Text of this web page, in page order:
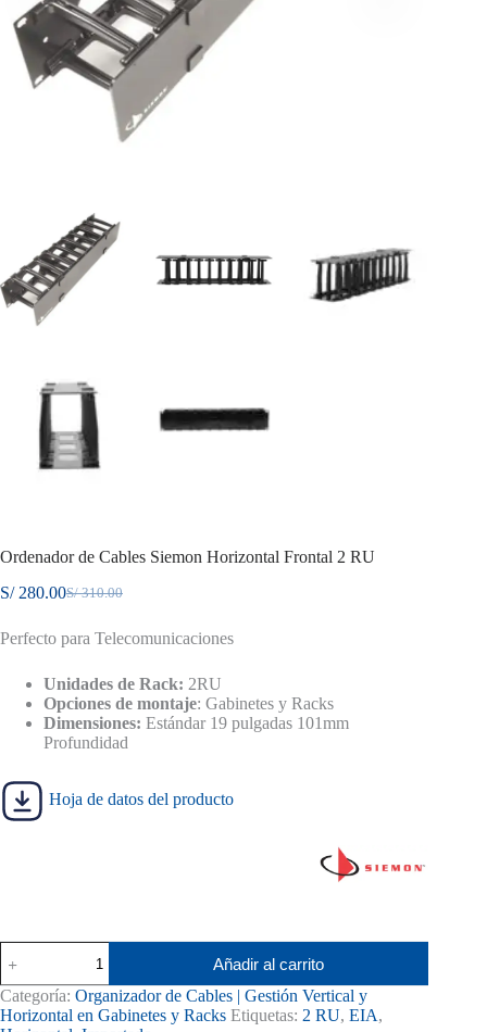
Ordenador de Cables Siemon Horizontal Frontal 2 RU
S/310.00
El
original
S/ 310.00.
S/280.00El
actual
S/ 280.00.
Perfecto para Telecomunicaciones
Unidades de Rack: 2RU
Opciones de montaje: Gabinetes y Racks
Dimensiones: Estándar 19 pulgadas 101mm
Profundidad
Hoja de datos del producto
de
Cables
Siemon
Horizontal
Añadir al carrito
Categoría: Organizador de Cables | Gestión Vertical y
Horizontal en Gabinetes y Racks Etiquetas: 2 RU, EIA,